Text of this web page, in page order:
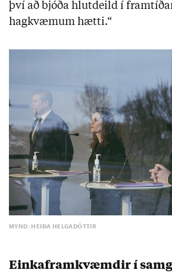
því að bjóða hlutdeild í
hagkvæmum hætti.“
MYND: HEIÐA HELGADÓTTIR
Einkaframkvæmdir í